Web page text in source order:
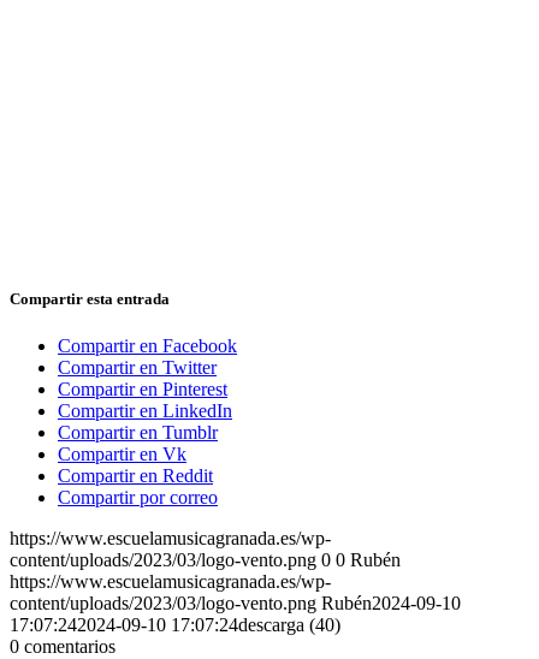
Compartir esta entrada
Compartir en Facebook
Compartir en Twitter
Compartir en Pinterest
Compartir en LinkedIn
Compartir en Tumblr
Compartir en Vk
Compartir en Reddit
Compartir por correo
https://www.escuelamusicagranada.es/wp-
content/uploads/2023/03/logo-vento.png 0 0 Rubén
https://www.escuelamusicagranada.es/wp-
content/uploads/2023/03/logo-vento.png Rubén2024-09-10
17:07:242024-09-10 17:07:24descarga (40)
0 comentarios